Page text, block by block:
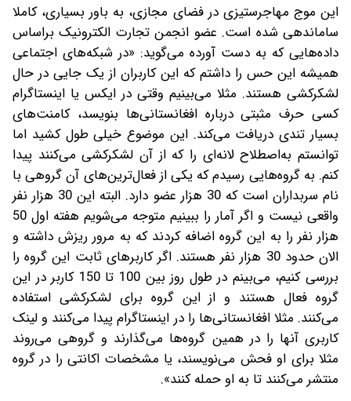
این موج مهاجرستیزی در فضای مجازی، به باور بسیاری، کاملا
ساماندهی شده است. عضو انجمن تجارت الکترونیک براساس
داده‌هایی که به دست آورده می‌گوید: «در شبکه‌های اجتماعی
همیشه این حس را داشتم که این کاربران از یک جایی در حال
لشکرکشی هستند. مثلا می‌بینیم وقتی در ایکس یا اینستاگرام
کسی حرف مثبتی درباره افغانستانی‌ها بنویسد، کامنت‌های
بسیار تندی دریافت می‌کند. این موضوع خیلی طول کشید اما
توانستم به‌اصطلاح لانه‌ای را که از آن لشکرکشی می‌کنند پیدا
کنم. به گروه‌هایی رسیدم که یکی از فعال‌ترین‌های آن گروهی با
نام سربداران است که 30 هزار عضو دارد. البته این 30 هزار نفر
واقعی نیست و اگر آمار را ببینیم متوجه می‌شویم هفته اول 50
هزار نفر را به این گروه اضافه کردند که به مرور ریزش داشته و
الان حدود 30 هزار نفر هستند. اگر کاربرهای ثابت این گروه را
بررسی کنیم، می‌بینم در طول روز بین 100 تا 150 کاربر در این
گروه فعال هستند و از این گروه برای لشکرکشی استفاده
می‌کنند. مثلا افغانستانی‌ها را در اینستاگرام پیدا می‌کنند و لینک
کاربری آنها را در همین گروه‌ها می‌گذارند و گروهی می‌روند
مثلا برای او فحش می‌نویسند، یا مشخصات اکانتی را در گروه
منتشر می‌کنند تا به او حمله کنند».